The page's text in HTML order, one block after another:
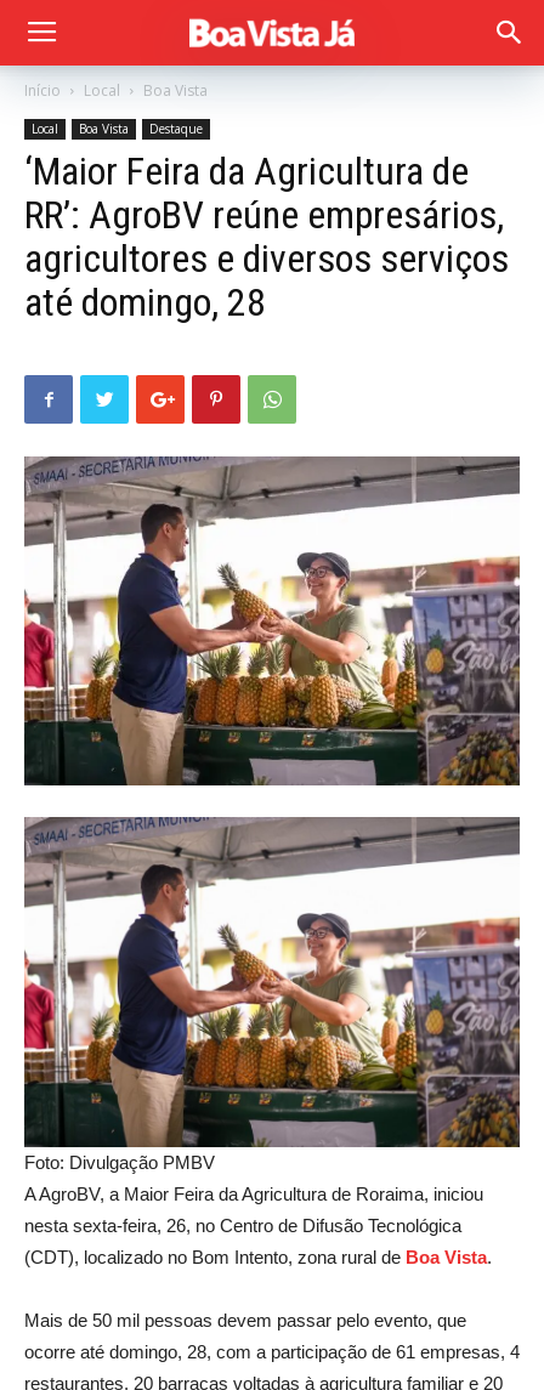
Início Local Boa Vista
Local Boa Vista Destaque
‘Maior Feira da Agricultura de
RR’: AgroBV reúne empresários,
agricultores e diversos serviços
até domingo, 28
Foto: Divulgação PMBV
A AgroBV, a Maior Feira da Agricultura de Roraima, iniciou
nesta sexta-feira, 26, no Centro de Difusão Tecnológica
(CDT), localizado no Bom Intento, zona rural de Boa Vista.
Mais de 50 mil pessoas devem passar pelo evento, que
ocorre até domingo, 28, com a participação de 61 empresas, 4
restaurantes, 20 barracas voltadas à agricultura familiar e 20